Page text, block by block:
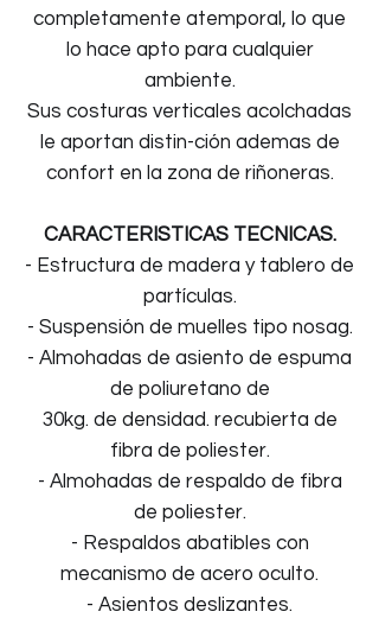
completamente atemporal, lo que
lo hace apto para cualquier
ambiente.
Sus costuras verticales acolchadas
le aportan distin-ción ademas de
confort en la zona de riñoneras.
CARACTERISTICAS TECNICAS.
- Estructura de madera y tablero de
partículas.
- Suspensión de muelles tipo nosag.
- Almohadas de asiento de espuma
de poliuretano de
30kg. de densidad. recubierta de
fibra de poliester.
- Almohadas de respaldo de fibra
de poliester.
- Respaldos abatibles con
mecanismo de acero oculto.
- Asientos deslizantes.